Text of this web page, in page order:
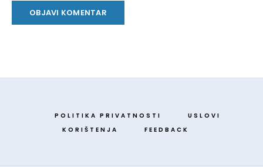
POLITIKA PRIVATNOSTI
USLOVI
KORIŠTENJA
FEEDBACK